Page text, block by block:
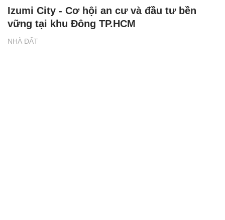
NHÀ ĐẤT
Izumi City - Cơ hội an cư và đầu tư bền
vững tại khu Đông TP.HCM